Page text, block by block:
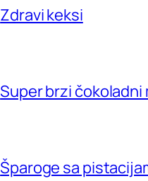
Zdravi keksi
Super brzi čokoladni
Šparoge sa